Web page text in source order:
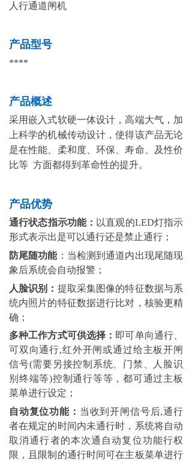
人行通道闸机
产品型号
****
产品概述
采用嵌入式软硬一体设计，高端大气，加
上科学的机械传动设计，使得该产品无论
是在性能、柔和度、环保、寿命、及性价
比等 方面都得到革命性的提升。
产品优势
通行状态指示功能： 以直观的LED灯指示
形式表示出是可以通行还是禁止通行；
防尾随功能：当检测到通道内出现尾随现
象后系统会自动报警；
人脸识别： 提取采集图像的特征数据与系
统内照片的特征数据进行比对，核验更精
确；
多种工作方式可供选择： 即可单向通行、
可双向通行,红外开闸或通过给主板开闸
信号(需要另接控制系统、门禁、人脸识
别终端等)控制通行等等，都可通过主板
菜单进行设定；
自动复位功能： 当收到开闸信号后,通行
者在规定的时间内未通行时，系统将自动
取消通行者的本次通自动复位功能行权
限，且限制的通行时间可在主板菜单进行